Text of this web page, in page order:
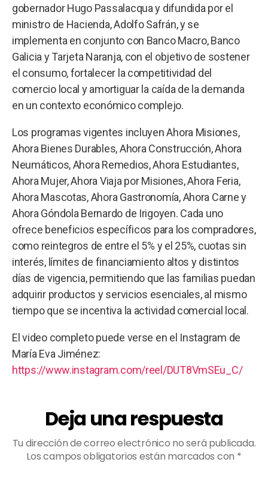
gobernador Hugo Passalacqua y difundida por el
ministro de Hacienda, Adolfo Safrán, y se
implementa en conjunto con Banco Macro, Banco
Galicia y Tarjeta Naranja, con el objetivo de sostener
el consumo, fortalecer la competitividad del
comercio local y amortiguar la caída de la demanda
en un contexto económico complejo.
Los programas vigentes incluyen Ahora Misiones,
Ahora Bienes Durables, Ahora Construcción, Ahora
Neumáticos, Ahora Remedios, Ahora Estudiantes,
Ahora Mujer, Ahora Viaja por Misiones, Ahora Feria,
Ahora Mascotas, Ahora Gastronomía, Ahora Carne y
Ahora Góndola Bernardo de Irigoyen. Cada uno
ofrece beneficios específicos para los compradores,
como reintegros de entre el 5% y el 25%, cuotas sin
interés, límites de financiamiento altos y distintos
días de vigencia, permitiendo que las familias puedan
adquirir productos y servicios esenciales, al mismo
tiempo que se incentiva la actividad comercial local.
El video completo puede verse en el Instagram de
María Eva Jiménez:
https://www.instagram.com/reel/DUT8VmSEu_C/
Deja una respuesta
Tu dirección de correo electrónico no será publicada.
Los campos obligatorios están marcados con *